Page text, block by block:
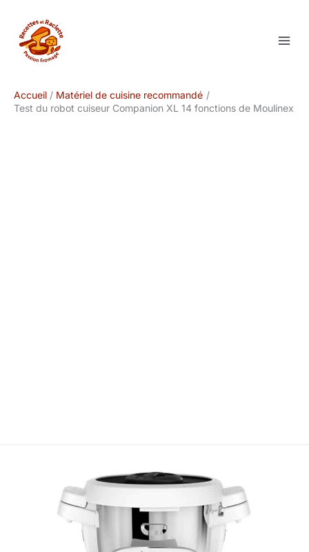
contenu
Accueil
Matériel de cuisine recommandé
Test du robot cuiseur Companion XL 14 fonctions de Moulinex